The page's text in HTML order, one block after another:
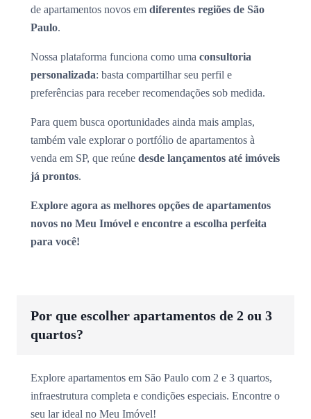
de apartamentos novos em diferentes regiões de São
Paulo.
Nossa plataforma funciona como uma consultoria
personalizada: basta compartilhar seu perfil e
preferências para receber recomendações sob medida.
Para quem busca oportunidades ainda mais amplas,
também vale explorar o portfólio de apartamentos à
venda em SP, que reúne desde lançamentos até imóveis
já prontos.
Explore agora as melhores opções de apartamentos
novos no Meu Imóvel e encontre a escolha perfeita
para você!
Por que escolher apartamentos de 2 ou 3
quartos?
Explore apartamentos em São Paulo com 2 e 3 quartos,
infraestrutura completa e condições especiais. Encontre o
seu lar ideal no Meu Imóvel!